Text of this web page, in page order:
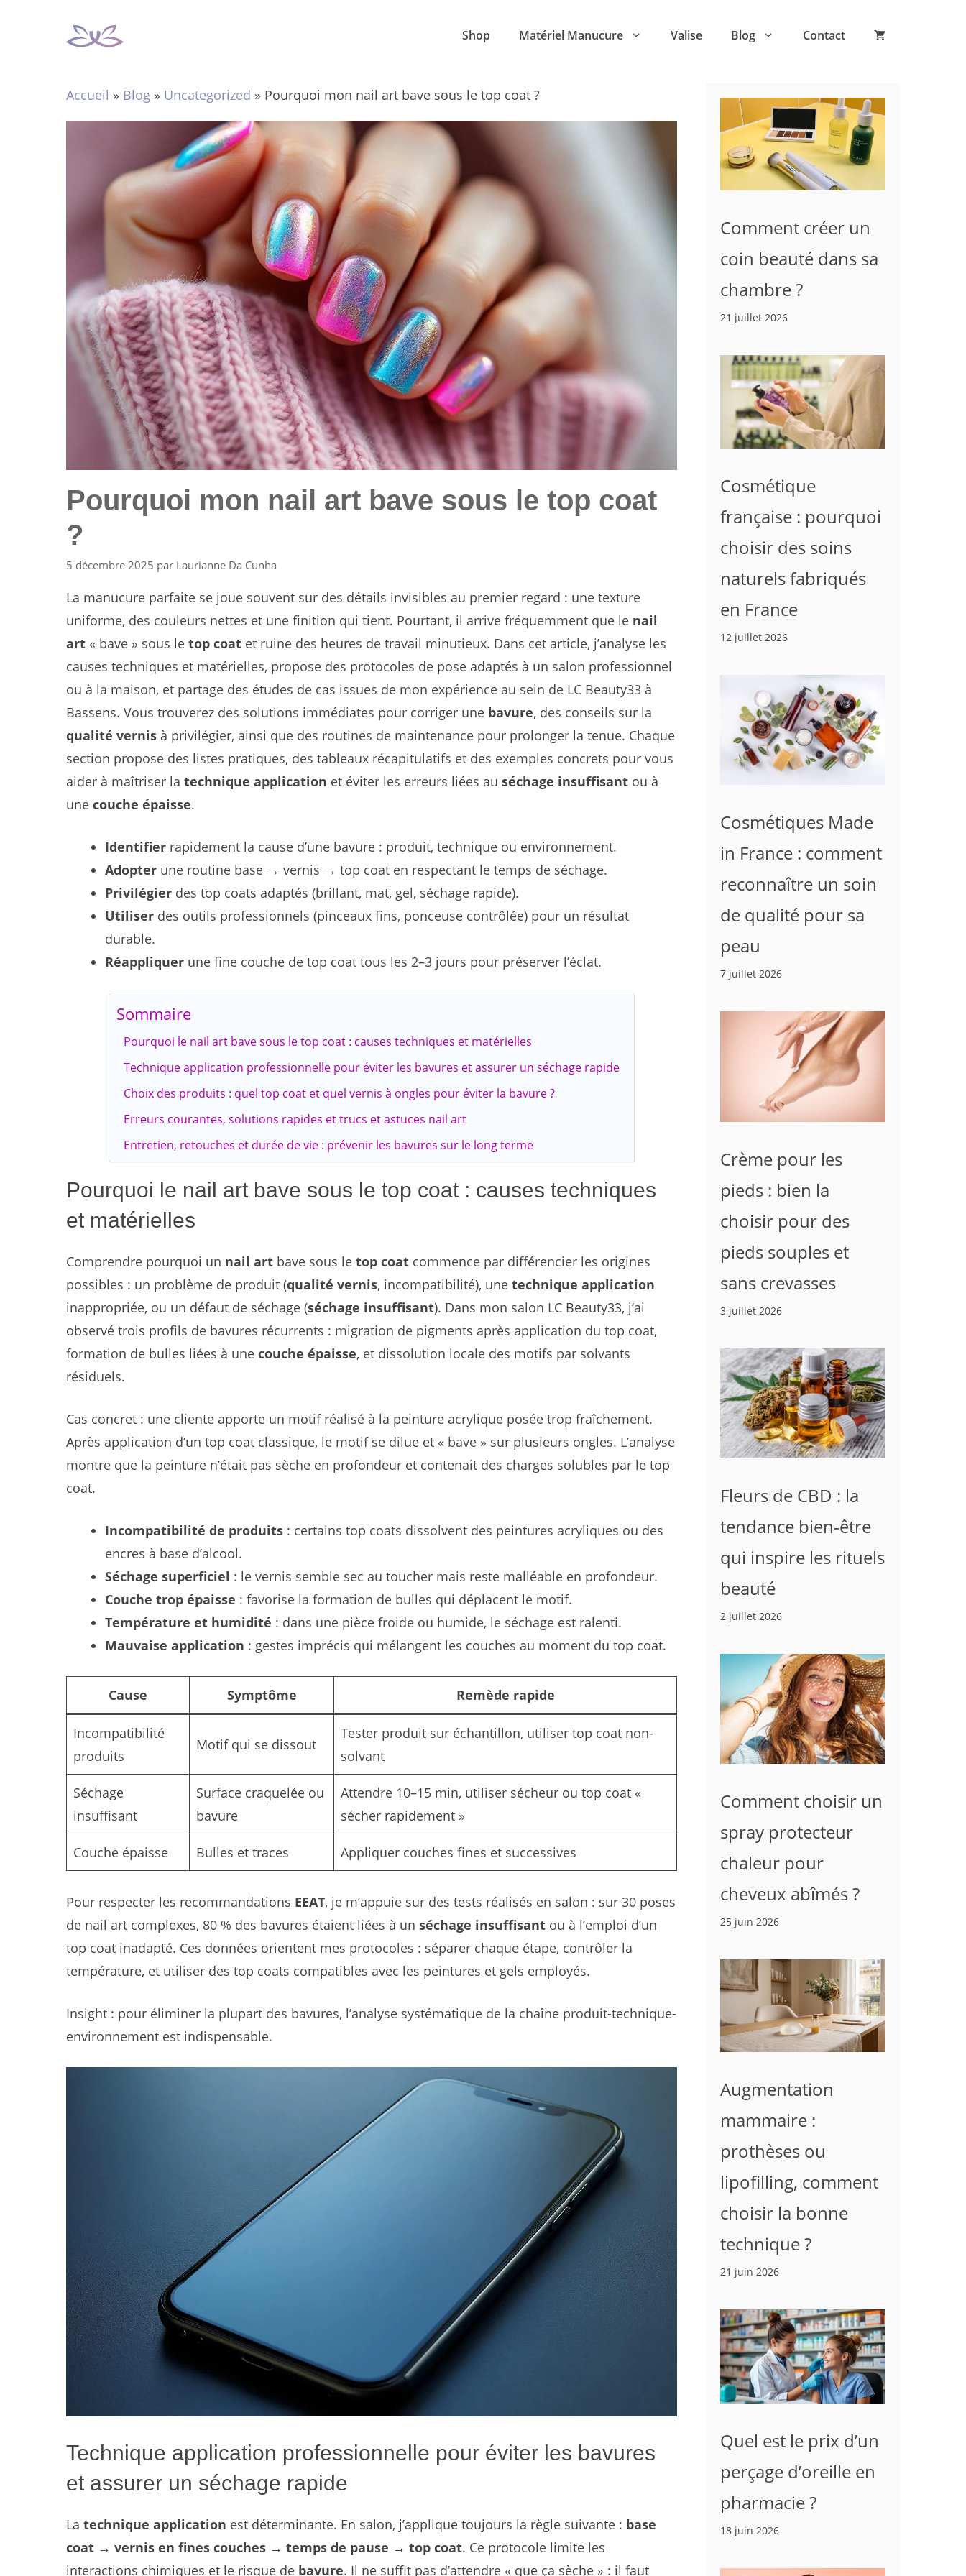
Shop Matériel Manucure Valise Blog Contact
Accueil » Blog » Uncategorized » Pourquoi mon nail art bave sous le top coat ?
Pourquoi mon nail art bave sous le top coat
?
5 décembre 2025 par Laurianne Da Cunha
La manucure parfaite se joue souvent sur des détails invisibles au premier regard : une texture
uniforme, des couleurs nettes et une finition qui tient. Pourtant, il arrive fréquemment que le nail
art « bave » sous le top coat et ruine des heures de travail minutieux. Dans cet article, j’analyse les
causes techniques et matérielles, propose des protocoles de pose adaptés à un salon professionnel
ou à la maison, et partage des études de cas issues de mon expérience au sein de LC Beauty33 à
Bassens. Vous trouverez des solutions immédiates pour corriger une bavure, des conseils sur la
qualité vernis à privilégier, ainsi que des routines de maintenance pour prolonger la tenue. Chaque
section propose des listes pratiques, des tableaux récapitulatifs et des exemples concrets pour vous
aider à maîtriser la technique application et éviter les erreurs liées au séchage insuffisant ou à
une couche épaisse.
Identifier rapidement la cause d’une bavure : produit, technique ou environnement.
Adopter une routine base → vernis → top coat en respectant le temps de séchage.
Privilégier des top coats adaptés (brillant, mat, gel, séchage rapide).
Utiliser des outils professionnels (pinceaux fins, ponceuse contrôlée) pour un résultat
durable.
Réappliquer une fine couche de top coat tous les 2–3 jours pour préserver l’éclat.
Sommaire
Pourquoi le nail art bave sous le top coat : causes techniques et matérielles
Technique application professionnelle pour éviter les bavures et assurer un séchage rapide
Choix des produits : quel top coat et quel vernis à ongles pour éviter la bavure ?
Erreurs courantes, solutions rapides et trucs et astuces nail art
Entretien, retouches et durée de vie : prévenir les bavures sur le long terme
Pourquoi le nail art bave sous le top coat : causes techniques
et matérielles
Comprendre pourquoi un nail art bave sous le top coat commence par différencier les origines
possibles : un problème de produit (qualité vernis, incompatibilité), une technique application
inappropriée, ou un défaut de séchage (séchage insuffisant). Dans mon salon LC Beauty33, j’ai
observé trois profils de bavures récurrents : migration de pigments après application du top coat,
formation de bulles liées à une couche épaisse, et dissolution locale des motifs par solvants
résiduels.
Cas concret : une cliente apporte un motif réalisé à la peinture acrylique posée trop fraîchement.
Après application d’un top coat classique, le motif se dilue et « bave » sur plusieurs ongles. L’analyse
montre que la peinture n’était pas sèche en profondeur et contenait des charges solubles par le top
coat.
Incompatibilité de produits : certains top coats dissolvent des peintures acryliques ou des
encres à base d’alcool.
Séchage superficiel : le vernis semble sec au toucher mais reste malléable en profondeur.
Couche trop épaisse : favorise la formation de bulles qui déplacent le motif.
Température et humidité : dans une pièce froide ou humide, le séchage est ralenti.
Mauvaise application : gestes imprécis qui mélangent les couches au moment du top coat.
Cause Symptôme Remède rapide
Incompatibilité
produits
Motif qui se dissout
Tester produit sur échantillon, utiliser top coat non-
solvant
Séchage
insuffisant
Surface craquelée ou
bavure
Attendre 10–15 min, utiliser sécheur ou top coat «
sécher rapidement »
Couche épaisse Bulles et traces Appliquer couches fines et successives
Pour respecter les recommandations EEAT, je m’appuie sur des tests réalisés en salon : sur 30 poses
de nail art complexes, 80 % des bavures étaient liées à un séchage insuffisant ou à l’emploi d’un
top coat inadapté. Ces données orientent mes protocoles : séparer chaque étape, contrôler la
température, et utiliser des top coats compatibles avec les peintures et gels employés.
Insight : pour éliminer la plupart des bavures, l’analyse systématique de la chaîne produit-technique-
environnement est indispensable.
Technique application professionnelle pour éviter les bavures
et assurer un séchage rapide
La technique application est déterminante. En salon, j’applique toujours la règle suivante : base
coat → vernis en fines couches → temps de pause → top coat. Ce protocole limite les
interactions chimiques et le risque de bavure. Il ne suffit pas d’attendre « que ça sèche » : il faut
Comment créer un
coin beauté dans sa
chambre ?
21 juillet 2026
Cosmétique
française : pourquoi
choisir des soins
naturels fabriqués
en France
12 juillet 2026
Cosmétiques Made
in France : comment
reconnaître un soin
de qualité pour sa
peau
7 juillet 2026
Crème pour les
pieds : bien la
choisir pour des
pieds souples et
sans crevasses
3 juillet 2026
Fleurs de CBD : la
tendance bien-être
qui inspire les rituels
beauté
2 juillet 2026
Comment choisir un
spray protecteur
chaleur pour
cheveux abîmés ?
25 juin 2026
Augmentation
mammaire :
prothèses ou
lipofilling, comment
choisir la bonne
technique ?
21 juin 2026
Quel est le prix d’un
perçage d’oreille en
pharmacie ?
18 juin 2026